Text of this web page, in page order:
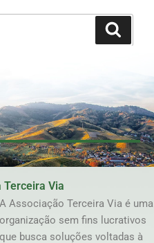
Terceira Via
A Associação Terceira Via é uma
organização sem fins lucrativos
que busca soluções voltadas à